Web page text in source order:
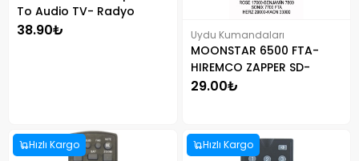
To Audio TV- Radyo
38.90₺ Uydu Kumandaları
MOONSTAR 6500 FTA-
HIREMCO ZAPPER SD-
ROWELL 17000-MAGBOX
7700 FTA-HERZ 29000-
KAON 33000 KUMANDA
29.00₺
Hızlı Kargo Hızlı Kargo